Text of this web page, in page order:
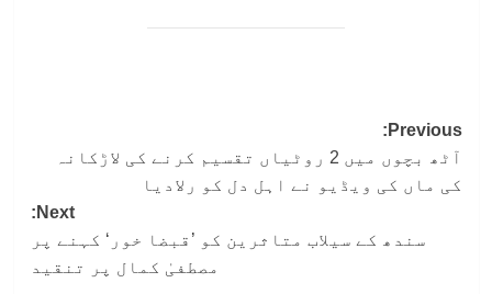
Post
navigation
Previous:
آٹھ بچوں میں 2 روٹیاں تقسیم کرنے کی لاڑکانہ
کی ماں کی ویڈیو نے اہل دل کو رلادیا
Next:
سندھ کے سیلاب متاثرین کو ’قبضا خور‘ کہنے پر
مصطفیٰ کمال پر تنقید